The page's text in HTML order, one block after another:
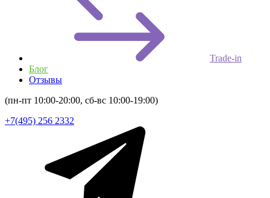
Trade-in
Блог
Отзывы
(пн-пт 10:00-20:00, сб-вс 10:00-19:00)
+7(495) 256 2332